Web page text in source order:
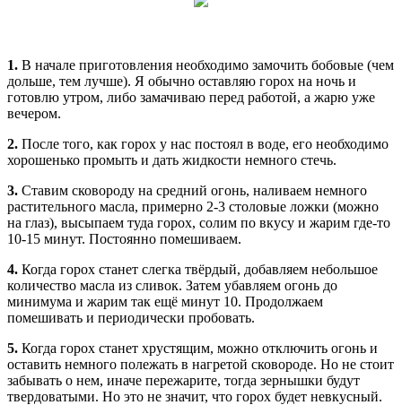
1. В начале приготовления необходимо замочить бобовые (чем
дольше, тем лучше). Я обычно оставляю горох на ночь и
готовлю утром, либо замачиваю перед работой, а жарю уже
вечером.
2. После того, как горох у нас постоял в воде, его необходимо
хорошенько промыть и дать жидкости немного стечь.
3. Ставим сковороду на средний огонь, наливаем немного
растительного масла, примерно 2-3 столовые ложки (можно
на глаз), высыпаем туда горох, солим по вкусу и жарим где-то
10-15 минут. Постоянно помешиваем.
4. Когда горох станет слегка твёрдый, добавляем небольшое
количество масла из сливок. Затем убавляем огонь до
минимума и жарим так ещё минут 10. Продолжаем
помешивать и периодически пробовать.
5. Когда горох станет хрустящим, можно отключить огонь и
оставить немного полежать в нагретой сковороде. Но не стоит
забывать о нем, иначе пережарите, тогда зернышки будут
твердоватыми. Но это не значит, что горох будет невкусный.